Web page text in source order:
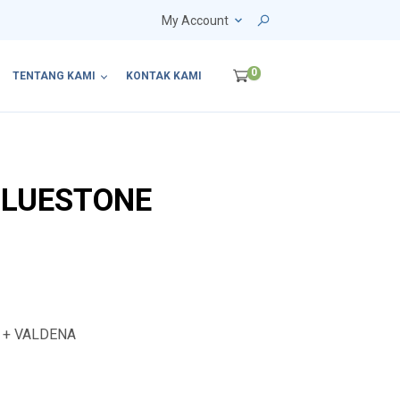
My Account
TENTANG KAMI KONTAK KAMI 0
VALDENA